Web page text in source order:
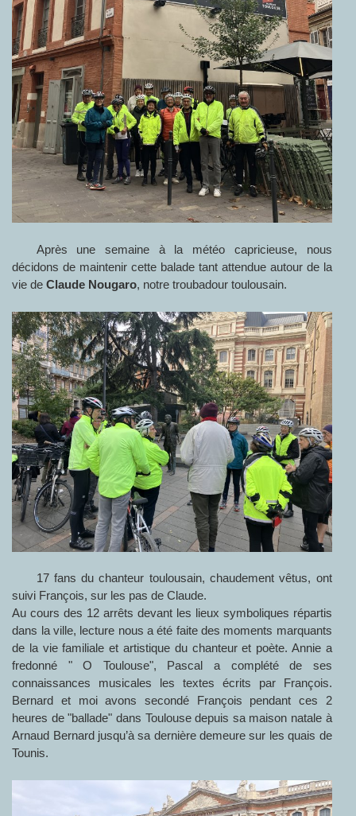
Après une semaine à la météo capricieuse, nous
décidons de maintenir cette balade tant attendue autour de la
vie deClaude Nougaro, notre troubadour toulousain.
17 fans du chanteur toulousain, chaudement vêtus, ont
suivi François, sur les pas de Claude.
Au cours des 12 arrêts devant les lieux symboliques répartis
dans la ville, lecture nous a été faite des moments marquants
de la vie familiale et artistique du chanteur et poète. Annie a
fredonné " O Toulouse", Pascal a complété de ses
connaissances musicales les textes écrits par François.
Bernard et moi avons secondé François pendant ces 2
heures de "ballade" dans Toulouse depuis sa maison natale à
Arnaud Bernard jusqu’à sa dernière demeure sur les quais de
Tounis.